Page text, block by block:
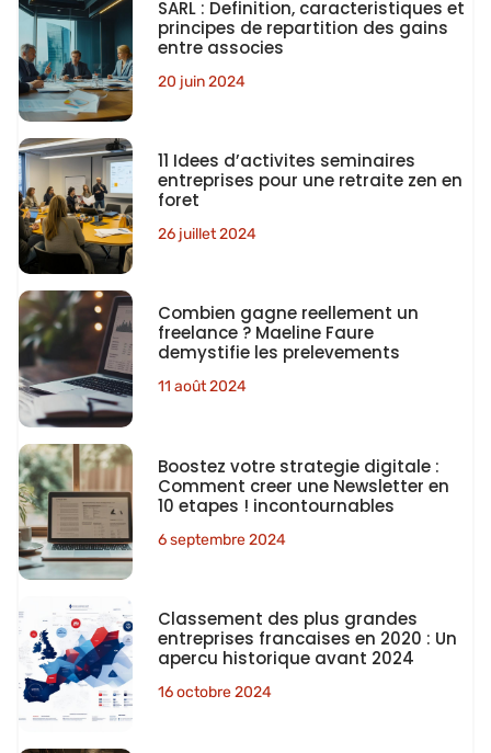
SARL : Definition, caracteristiques et
principes de repartition des gains
entre associes
20 juin 2024
11 Idees d’activites seminaires
entreprises pour une retraite zen en
foret
26 juillet 2024
Combien gagne reellement un
freelance ? Maeline Faure
demystifie les prelevements
11 août 2024
Boostez votre strategie digitale :
Comment creer une Newsletter en
10 etapes ! incontournables
6 septembre 2024
Classement des plus grandes
entreprises francaises en 2020 : Un
apercu historique avant 2024
16 octobre 2024